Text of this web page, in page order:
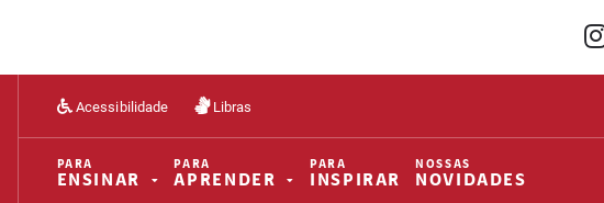
Acessibilidade Libras
PARA
ENSINAR
PARA
APRENDER
PARA
INSPIRAR
NOSSAS
NOVIDADES